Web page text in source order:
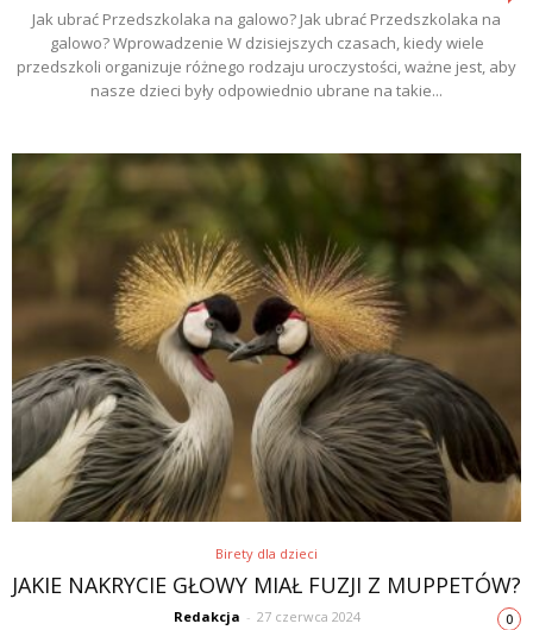
Jak ubrać Przedszkolaka na galowo? Jak ubrać Przedszkolaka na
galowo? Wprowadzenie W dzisiejszych czasach, kiedy wiele
przedszkoli organizuje różnego rodzaju uroczystości, ważne jest, aby
nasze dzieci były odpowiednio ubrane na takie...
Birety dla dzieci
JAKIE NAKRYCIE GŁOWY MIAŁ FUZJI Z MUPPETÓW?
Redakcja - 27 czerwca 2024 0